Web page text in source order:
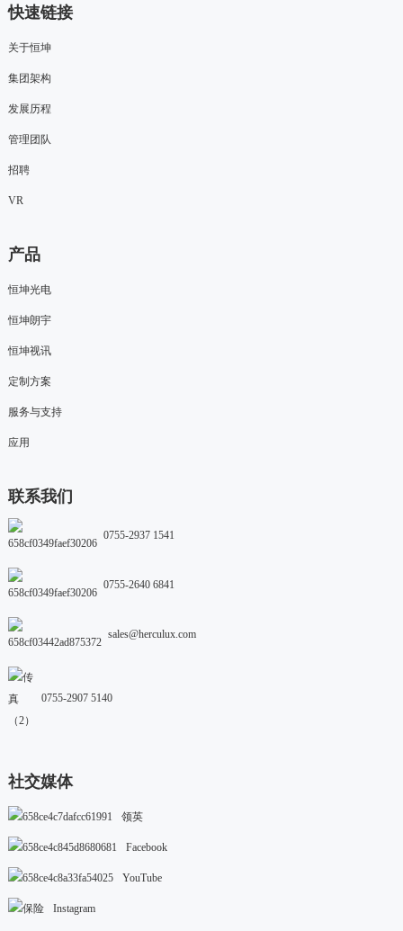
快速链接
关于恒坤
集团架构
发展历程
管理团队
招聘
VR
产品
恒坤光电
恒坤朗宇
恒坤视讯
定制方案
服务与支持
应用
联系我们
0755-2937 1541
0755-2640 6841
sales@herculux.com
0755-2907 5140
社交媒体
领英
Facebook
YouTube
Instagram